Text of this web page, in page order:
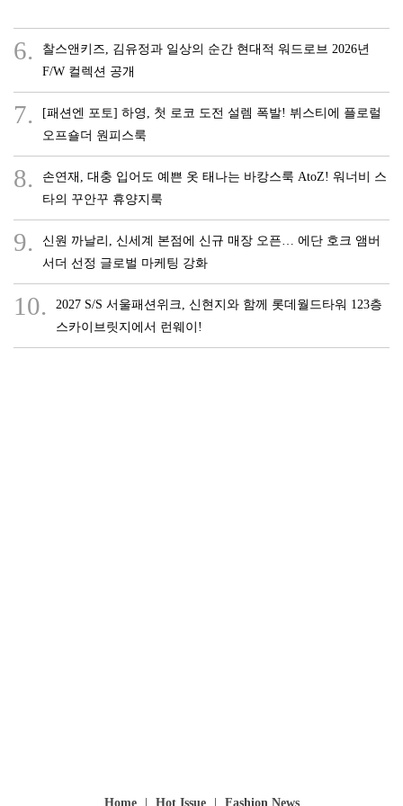
6.
찰스앤키즈, 김유정과 일상의 순간 현대적 워드로브 2026년
F/W 컬렉션 공개
7.
[패션엔 포토] 하영, 첫 로코 도전 설렘 폭발! 뷔스티에 플로럴
오프숄더 원피스룩
8.
손연재, 대충 입어도 예쁜 옷 태나는 바캉스룩 AtoZ! 워너비 스
타의 꾸안꾸 휴양지룩
9.
신원 까날리, 신세계 본점에 신규 매장 오픈… 에단 호크 앰버
서더 선정 글로벌 마케팅 강화
10.
2027 S/S 서울패션위크, 신현지와 함께 롯데월드타워 123층
스카이브릿지에서 런웨이!
Home Hot Issue Fashion News